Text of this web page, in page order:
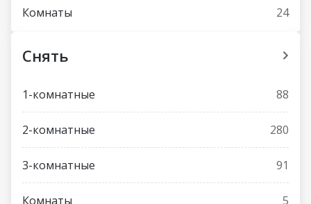
Комнаты 24
Снять
1-комнатные 88
2-комнатные 280
3-комнатные 91
Комнаты 5